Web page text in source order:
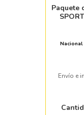
Paquete
Nacional
Envío e